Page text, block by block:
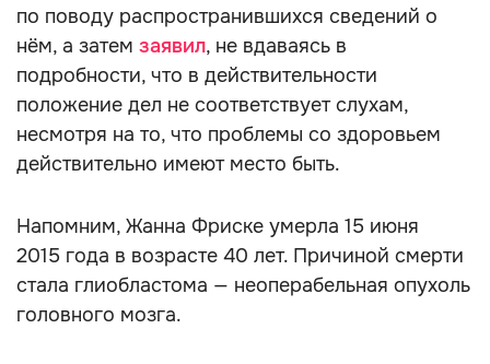
по поводу распространившихся сведений о
нём, а затем заявил, не вдаваясь в
подробности, что в действительности
положение дел не соответствует слухам,
несмотря на то, что проблемы со здоровьем
действительно имеют место быть.
Напомним, Жанна Фриске умерла 15 июня
2015 года в возрасте 40 лет. Причиной смерти
стала глиобластома — неоперабельная опухоль
головного мозга.